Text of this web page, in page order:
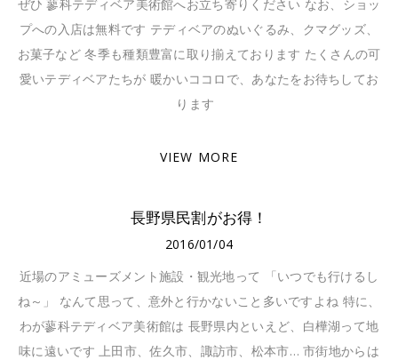
ぜひ 蓼科テディベア美術館へお立ち寄りください なお、ショッ
プへの入店は無料です テディベアのぬいぐるみ、クマグッズ、
お菓子など 冬季も種類豊富に取り揃えております たくさんの可
愛いテディベアたちが 暖かいココロで、あなたをお待ちしてお
ります
VIEW MORE
長野県民割がお得！
2016/01/04
近場のアミューズメント施設・観光地って 「いつでも行けるし
ね～」 なんて思って、意外と行かないこと多いですよね 特に、
わが蓼科テディベア美術館は 長野県内といえど、白樺湖って地
味に遠いです 上田市、佐久市、諏訪市、松本市… 市街地からは